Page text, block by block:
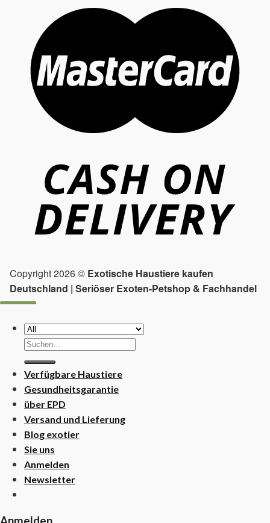
Copyright 2026 © Exotische Haustiere kaufen
Deutschland | Seriöser Exoten-Petshop & Fachhandel
Suchen
nach:
Verfügbare Haustiere
Gesundheitsgarantie
über EPD
Versand und Lieferung
Blog exotier
Sie uns
Anmelden
Newsletter